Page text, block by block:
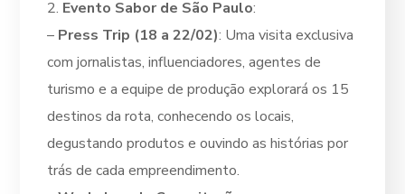
2. Evento Sabor de São Paulo:
– Press Trip (18 a 22/02): Uma visita exclusiva
com jornalistas, influenciadores, agentes de
turismo e a equipe de produção explorará os 15
destinos da rota, conhecendo os locais,
degustando produtos e ouvindo as histórias por
trás de cada empreendimento.